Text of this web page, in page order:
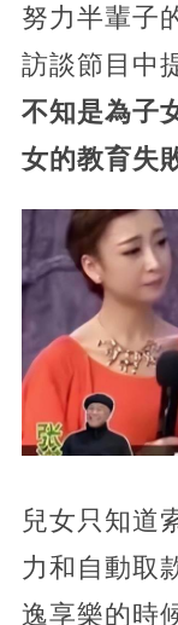
努力半輩子
訪談節目中
不知是為子
女的教育失
兒女只知道
力和自動取
逸享樂的時